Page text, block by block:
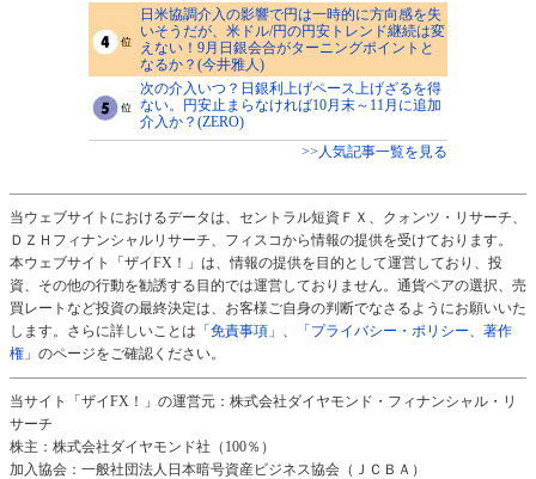
日米協調介入の影響で円は一時的に方向感を失
いそうだが、米ドル/円の円安トレンド継続は変
えない！9月日銀会合がターニングポイントと
なるか？(今井雅人)
次の介入いつ？日銀利上げペース上げざるを得
ない。円安止まらなければ10月末～11月に追加
介入か？(ZERO)
>>人気記事一覧を見る
当ウェブサイトにおけるデータは、セントラル短資ＦＸ、クォンツ・リサーチ、
ＤＺＨフィナンシャルリサーチ、フィスコから情報の提供を受けております。
本ウェブサイト「ザイFX！」は、情報の提供を目的として運営しており、投
資、その他の行動を勧誘する目的では運営しておりません。通貨ペアの選択、売
買レートなど投資の最終決定は、お客様ご自身の判断でなさるようにお願いいた
します。さらに詳しいことは 「免責事項」 、
「プライバシー・ポリシー、著作
権」 のページをご確認ください。
当サイト「ザイFX！」の運営元：株式会社ダイヤモンド・フィナンシャル・リ
サーチ
株主：株式会社ダイヤモンド社（100％）
加入協会：一般社団法人日本暗号資産ビジネス協会（ＪＣＢＡ）